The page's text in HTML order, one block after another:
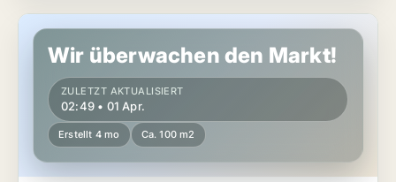
Büro in Sofia Vazrazhdane, Sofia
Wir überwachen den Markt!
ZULETZT AKTUALISIERT
02:49 • 01 Apr.
Erstellt 4 mo Ca. 100 m2